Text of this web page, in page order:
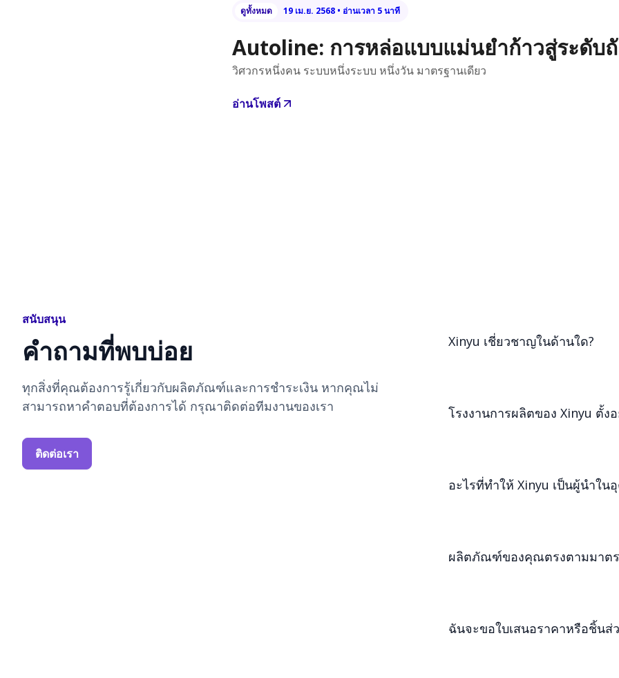
ดูทั้งหมด 19 เม.ย. 2568 • อ่านเวลา 5 นาที
Autoline: การหล่อแบบแม่นยำก้าวสู่ระดับ
วิศวกรหนึ่งคน ระบบหนึ่งระบบ หนึ่งวัน มาตรฐานเดียว
อ่านโพสต์
สนับสนุน
คำถามที่พบบ่อย
ทุกสิ่งที่คุณต้องการรู้เกี่ยวกับผลิตภัณฑ์และการชำระเงิน หากคุณไม่
สามารถหาคำตอบที่ต้องการได้ กรุณาติดต่อทีมงานของเรา
ติดต่อเรา
Xinyu เชี่ยวชาญในด้านใด?
ก๊าซ และการผลิตพลังงาน
โรงงานการผลิตของ Xinyu ตั้ง
อะไรที่ทำให้ Xinyu เป็นผู้นำใ
แต่งได้สำหรับการใช้งานที่สำคัญ
ผลิตภัณฑ์ของคุณตรงตามมาต
ฉันจะขอใบเสนอราคาหรือชิ้นส่